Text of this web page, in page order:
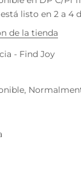
listo en 2 a 4
de la tienda
- Find Joy